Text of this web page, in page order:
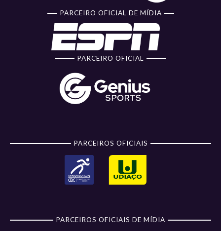
PARCEIRO OFICIAL DE MÍDIA
PARCEIRO OFICIAL
PARCEIROS OFICIAIS
PARCEIROS OFICIAIS DE MÍDIA